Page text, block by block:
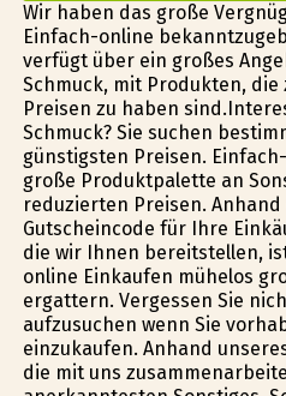
Wir haben das große
Einfach-online
verfügt über ein großes
Schmuck, mit Produkten, die
Preisen zu haben
Schmuck? Sie suchen
günstigsten Preisen.
große Produktpalette an
reduzierten Preisen.
Gutscheincode für Ihre
die wir Ihnen bereitstellen,
online Einkaufen mühelos
ergattern. Vergessen Sie
aufzusuchen wenn Sie
einzukaufen. Anhand
die mit uns